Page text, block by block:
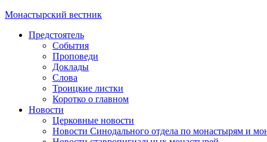
Монастырский вестник
Предстоятель
События
Проповеди
Доклады
Слова
Троицкие листки
Коротко о главном
Новости
Церковные новости
Новости Синодального отдела по монастырям и